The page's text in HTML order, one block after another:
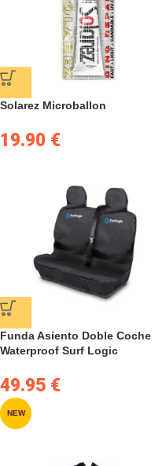
Solarez Microballon
19.90 €
Funda Asiento Doble Coche
Waterproof Surf Logic
49.95 €
NEW